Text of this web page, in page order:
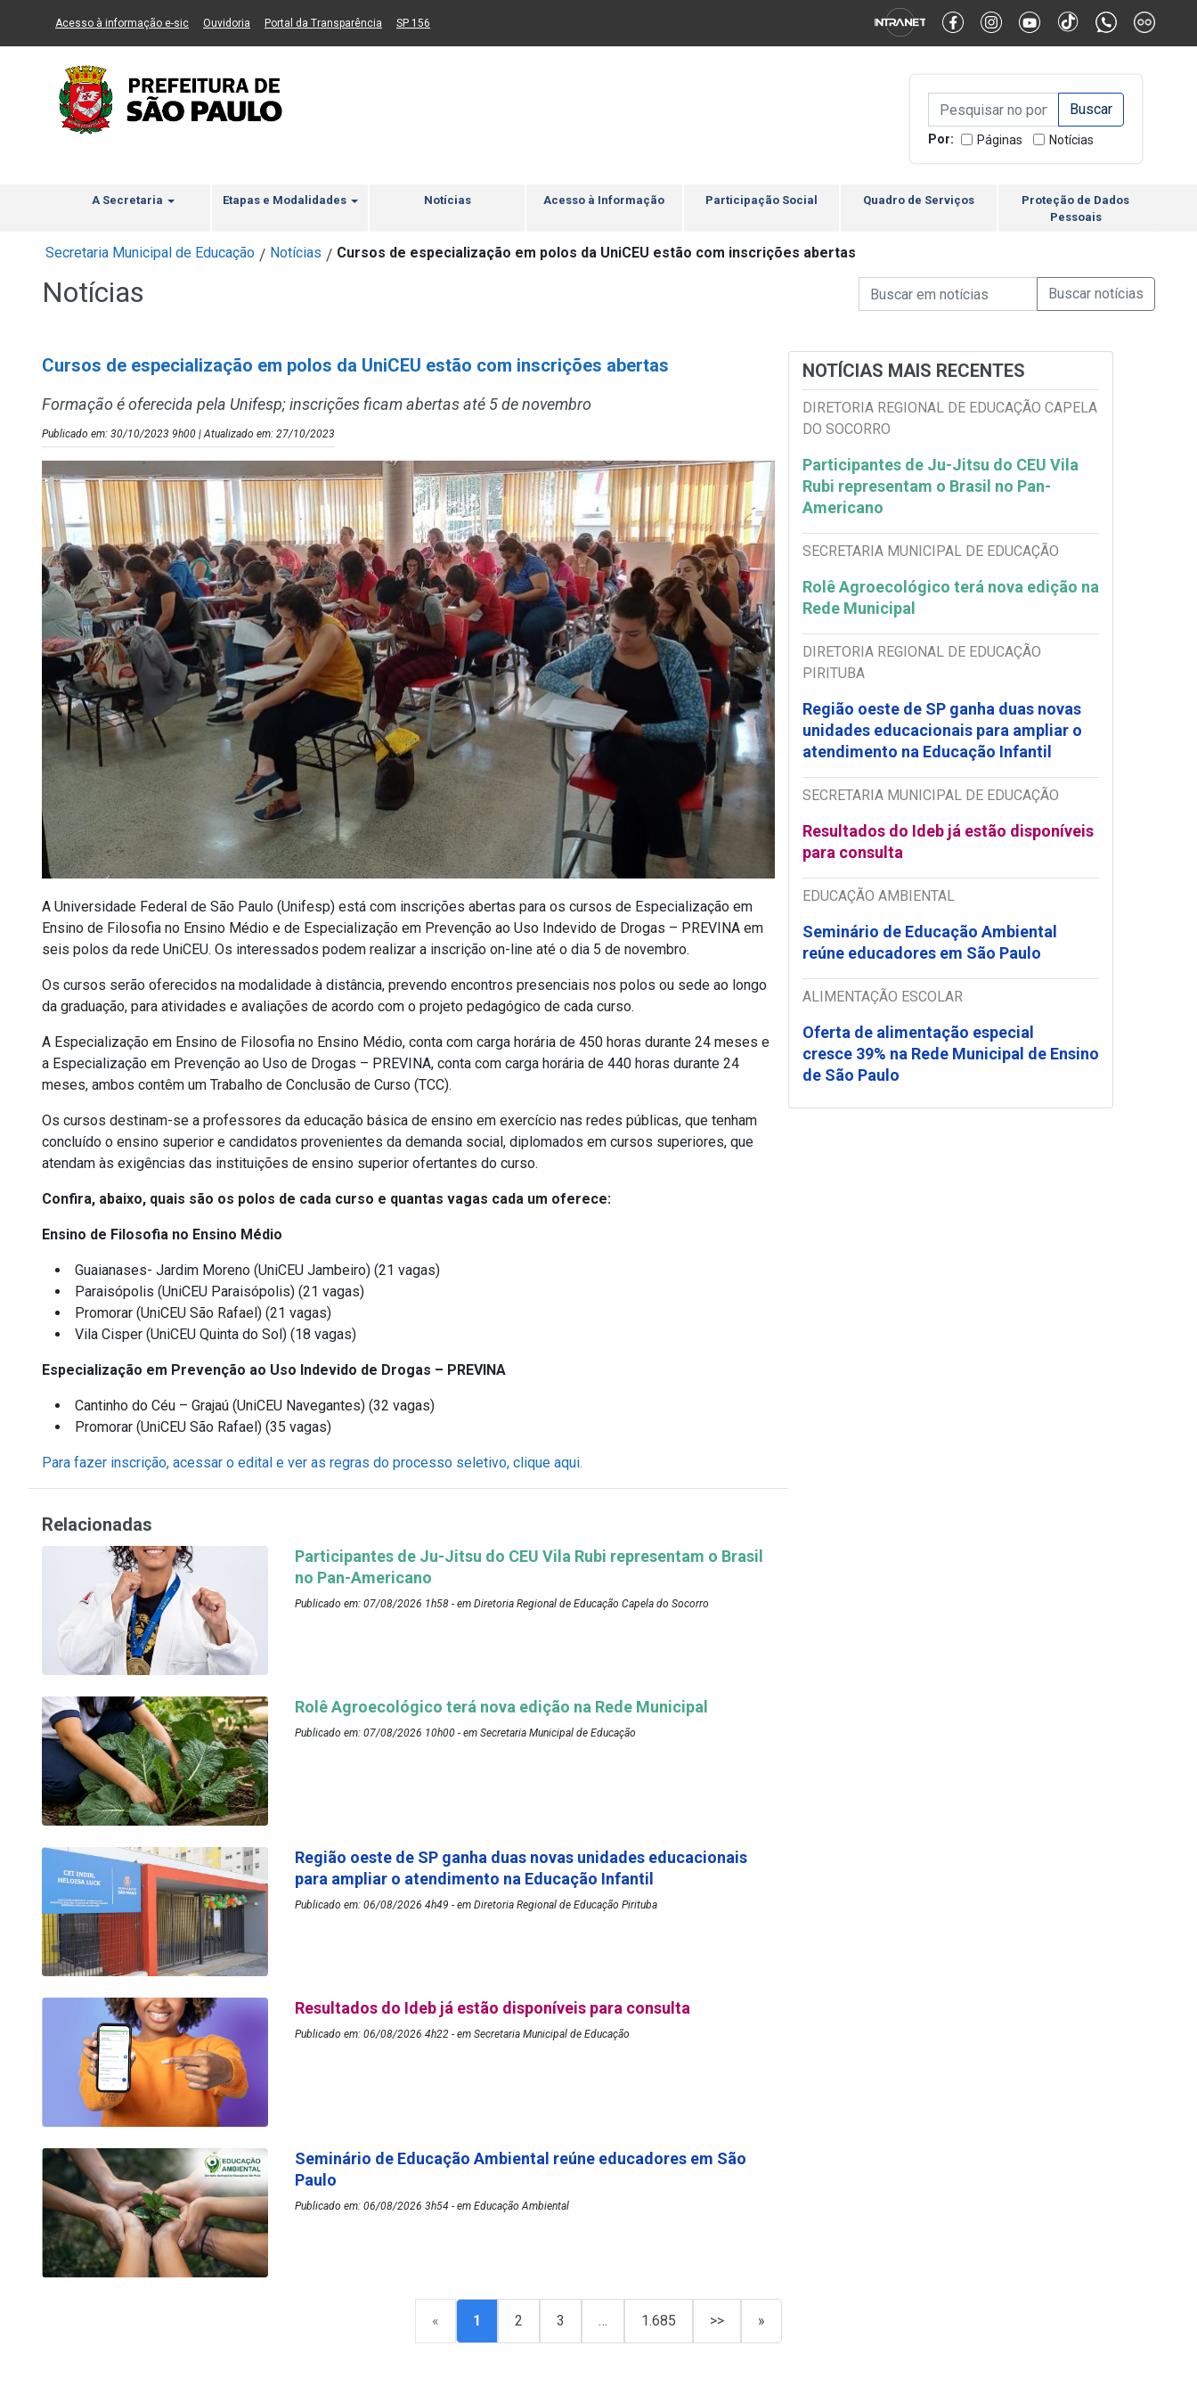
Ir ao Conteúdo Ir para menu principal 2 Ir para busca Ir para rodapé Alternar Alto Contraste Alternar Tamanho da Fonte
Acesso à informação e-sic(Link para um novo sítio)
Ouvidoria (Link para um novo sítio)
Portal da Transparência (Link para um novo sítio)
SP 156
Campo de Busca de
Campo de Busca de informaçõesEnviar a Busca
Por: Páginas Notícias
A Secretaria Etapas e Modalidades Notícias Acesso à Informação Participação Social Quadro de Serviços
Proteção de Dados
Pessoais
Secretaria Municipal de Educação / Notícias / Cursos de especialização em polos da UniCEU estão com inscrições abertas
Notícias Campo de Busca de Notícias
Campo de Busca de informaçõesEnviar a Busca de
Cursos de especialização em polos da UniCEU estão com inscrições abertas
Formação é oferecida pela Unifesp; inscrições ficam abertas até 5 de novembro
Publicado em: 30/10/2023 9h00 | Atualizado em: 27/10/2023
A Universidade Federal de São Paulo (Unifesp) está com inscrições abertas para os cursos de Especialização em
Ensino de Filosofia no Ensino Médio e de Especialização em Prevenção ao Uso Indevido de Drogas – PREVINA em
seis polos da rede UniCEU. Os interessados podem realizar a inscrição on-line até o dia 5 de novembro.
Os cursos serão oferecidos na modalidade à distância, prevendo encontros presenciais nos polos ou sede ao longo
da graduação, para atividades e avaliações de acordo com o projeto pedagógico de cada curso.
A Especialização em Ensino de Filosofia no Ensino Médio, conta com carga horária de 450 horas durante 24 meses e
a Especialização em Prevenção ao Uso de Drogas – PREVINA, conta com carga horária de 440 horas durante 24
meses, ambos contêm um Trabalho de Conclusão de Curso (TCC).
Os cursos destinam-se a professores da educação básica de ensino em exercício nas redes públicas, que tenham
concluído o ensino superior e candidatos provenientes da demanda social, diplomados em cursos superiores, que
atendam às exigências das instituições de ensino superior ofertantes do curso.
Confira, abaixo, quais são os polos de cada curso e quantas vagas cada um oferece:
Ensino de Filosofia no Ensino Médio
Guaianases- Jardim Moreno (UniCEU Jambeiro) (21 vagas)
Paraisópolis (UniCEU Paraisópolis) (21 vagas)
Promorar (UniCEU São Rafael) (21 vagas)
Vila Cisper (UniCEU Quinta do Sol) (18 vagas)
Especialização em Prevenção ao Uso Indevido de Drogas – PREVINA
Cantinho do Céu – Grajaú (UniCEU Navegantes) (32 vagas)
Promorar (UniCEU São Rafael) (35 vagas)
Para fazer inscrição, acessar o edital e ver as regras do processo seletivo, clique aqui.
NOTÍCIAS MAIS RECENTES
DIRETORIA REGIONAL DE EDUCAÇÃO CAPELA
DO SOCORRO
Participantes de Ju-Jitsu do CEU Vila
Rubi representam o Brasil no Pan-
Americano
SECRETARIA MUNICIPAL DE EDUCAÇÃO
Rolê Agroecológico terá nova edição na
Rede Municipal
DIRETORIA REGIONAL DE EDUCAÇÃO
PIRITUBA
Região oeste de SP ganha duas novas
unidades educacionais para ampliar o
atendimento na Educação Infantil
SECRETARIA MUNICIPAL DE EDUCAÇÃO
Resultados do Ideb já estão disponíveis
para consulta
EDUCAÇÃO AMBIENTAL
Seminário de Educação Ambiental
reúne educadores em São Paulo
ALIMENTAÇÃO ESCOLAR
Oferta de alimentação especial
cresce 39% na Rede Municipal de Ensino
de São Paulo
Relacionadas
Participantes de Ju-Jitsu do CEU Vila Rubi representam o Brasil
no Pan-Americano
Publicado em: 07/08/2026 1h58 - em Diretoria Regional de Educação Capela do Socorro
Rolê Agroecológico terá nova edição na Rede Municipal
Publicado em: 07/08/2026 10h00 - em Secretaria Municipal de Educação
Região oeste de SP ganha duas novas unidades educacionais
para ampliar o atendimento na Educação Infantil
Publicado em: 06/08/2026 4h49 - em Diretoria Regional de Educação Pirituba
Resultados do Ideb já estão disponíveis para consulta
Publicado em: 06/08/2026 4h22 - em Secretaria Municipal de Educação
Seminário de Educação Ambiental reúne educadores em São
Paulo
Publicado em: 06/08/2026 3h54 - em Educação Ambiental
« 1 2 3 … 1.685 >> »